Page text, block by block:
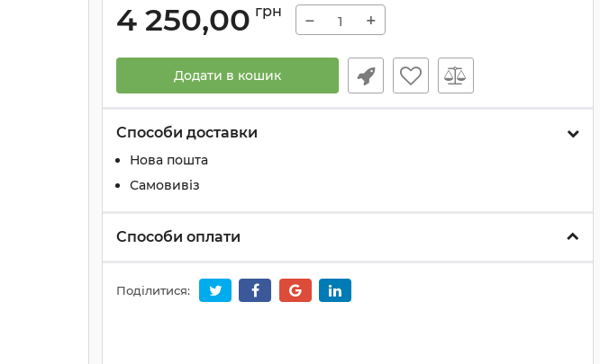
4 250,00 грн − +
Додати в кошик
Способи доставки
Нова пошта
Самовивіз
Способи оплати
Поділитися: